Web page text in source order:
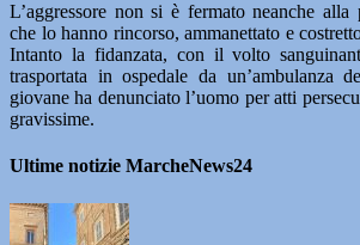
L’aggressore non si è fermato neanche alla
che lo hanno rincorso, ammanettato e
Intanto la fidanzata, con il volto
trasportata in ospedale da un’ambulanza
giovane ha denunciato l’uomo per atti
gravissime.
Ultime notizie MarcheNews24